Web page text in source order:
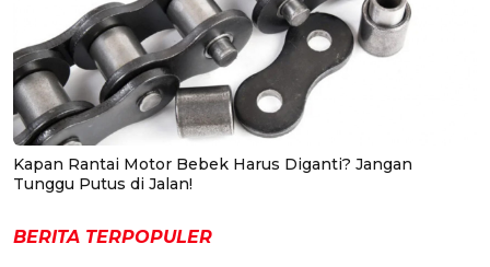
Kapan Rantai Motor Bebek Harus Diganti? Jangan
Tunggu Putus di Jalan!
BERITA TERPOPULER